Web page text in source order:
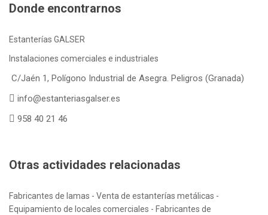
Donde encontrarnos
Estanterías GALSER
Instalaciones comerciales e industriales
C/Jaén 1, Polígono Industrial de Asegra. Peligros (Granada)
info@estanteriasgalser.es
958 40 21 46
Otras actividades relacionadas
Fabricantes de lamas - Venta de estanterías metálicas -
Equipamiento de locales comerciales - Fabricantes de